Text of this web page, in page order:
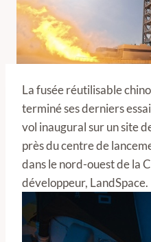
La fusée réutilisable
terminé ses derniers
vol inaugural sur un site
près du centre de
dans le nord-ouest de la
développeur, LandSpace.